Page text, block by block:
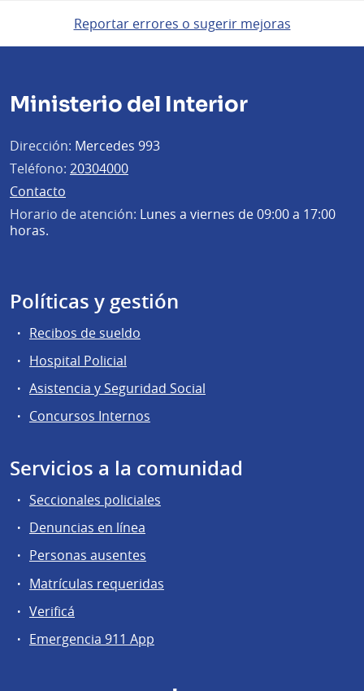
Reportar errores o sugerir mejoras
Ministerio del Interior
Dirección: Mercedes 993
Teléfono: 20304000
Contacto
Horario de atención: Lunes a viernes de 09:00 a 17:00
horas.
Políticas y gestión
Recibos de sueldo
Hospital Policial
Asistencia y Seguridad Social
Concursos Internos
Servicios a la comunidad
Seccionales policiales
Denuncias en línea
Personas ausentes
Matrículas requeridas
Verificá
Emergencia 911 App